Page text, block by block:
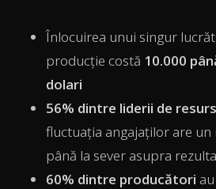
Înlocuirea unui singur
producție costă 10.000
dolari
56% dintre liderii de
fluctuația angajaților are
până la sever asupra
60% dintre producători